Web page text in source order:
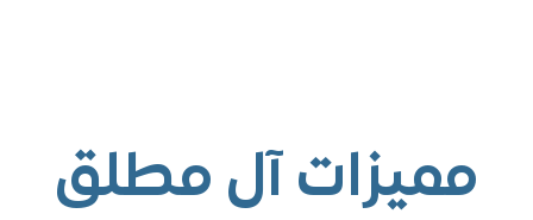
آل مطلق